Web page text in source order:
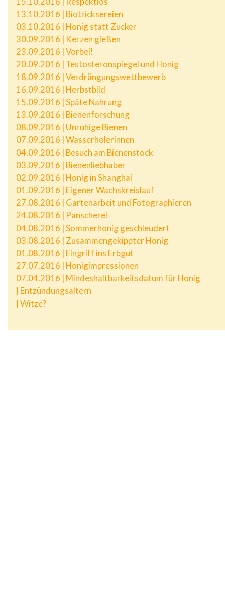
13.10.2016 | Biotricksereien
03.10.2016 | Honig statt Zucker
30.09.2016 | Kerzen gießen
23.09.2016 | Vorbei!
20.09.2016 | Testosteronspiegel und Honig
18.09.2016 | Verdrängungswettbewerb
16.09.2016 | Herbstbild
15.09.2016 | Späte Nahrung
13.09.2016 | Bienenforschung
08.09.2016 | Unruhige Bienen
07.09.2016 | Wasserholerinnen
04.09.2016 | Besuch am Bienenstock
03.09.2016 | Bienenliebhaber
02.09.2016 | Honig in Shanghai
01.09.2016 | Eigener Wachskreislauf
27.08.2016 | Gartenarbeit und Fotographieren
24.08.2016 | Panscherei
04.08.2016 | Sommerhonig geschleudert
03.08.2016 | Zusammengekippter Honig
01.08.2016 | Eingriff ins Erbgut
27.07.2016 | Honigimpressionen
07.04.2016 | Mindeshaltbarkeitsdatum für Honig
| Entzündungsaltern
| Witze?